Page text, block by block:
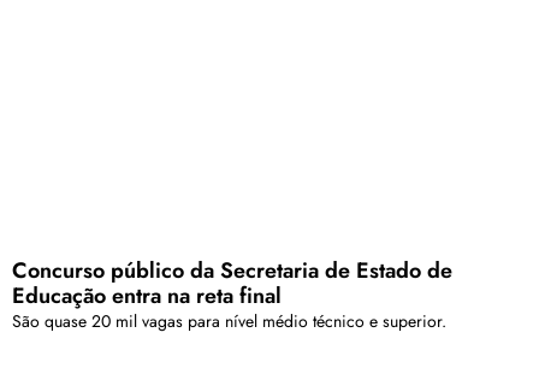
Concurso público da Secretaria de Estado de
Educação entra na reta final
São quase 20 mil vagas para nível médio técnico e superior.